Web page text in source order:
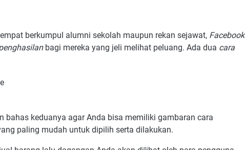
berkumpul alumni sekolah maupun rekan sejawat, Facebook
bagi mereka yang jeli melihat peluang. Ada dua cara
bahas keduanya agar Anda bisa memiliki gambaran cara
paling mudah untuk dipilih serta dilakukan.